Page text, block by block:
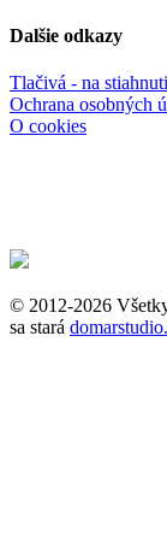
Dalšie odkazy
Tlačivá - na
Ochrana osobných
O cookies
© 2012-2026
sa stará